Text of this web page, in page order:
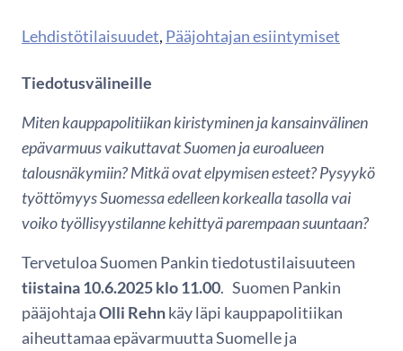
Lehdistötilaisuudet, Pääjohtajan esiintymiset
Tiedotusvälineille
Miten kauppapolitiikan kiristyminen ja kansainvälinen
epävarmuus vaikuttavat Suomen ja euroalueen
talousnäkymiin? Mitkä ovat elpymisen esteet? Pysyykö
työttömyys Suomessa edelleen korkealla tasolla vai
voiko työllisyystilanne kehittyä parempaan suuntaan?
Tervetuloa Suomen Pankin tiedotustilaisuuteen
tiistaina 10.6.2025 klo 11.00. Suomen Pankin
pääjohtajaOlli Rehnkäy läpi kauppapolitiikan
aiheuttamaa epävarmuutta Suomelle ja